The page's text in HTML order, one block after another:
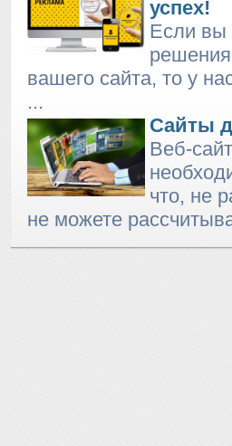
успех!
Если вы
вашего сайта, то у
...
Сайты
Веб-
что, не
не можете